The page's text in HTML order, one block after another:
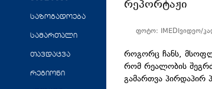
საზოგადოება
სამართალი
თავდაცვა
რეგიონი
რეპორტაჟი
ფოტო: IMEDIვიდეო/
როგორც ჩანს,
რომ რეალობის
გამართვა პირდაპირ